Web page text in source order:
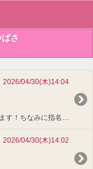
さ
2026/04/30(木)14:04
2026/04/30(木)14:02